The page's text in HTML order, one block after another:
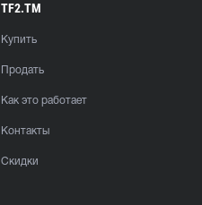
TF2.TM
Купить
Продать
Как это работает
Контакты
Скидки